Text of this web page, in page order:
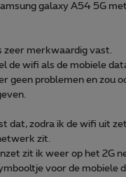
galaxy A54 5G
zeer merkwaardig vast.
de wifi als de mobiele
geen problemen en zou
dat, zodra ik de wifi uit
zit.
zit ik weer op het 2G
voor de mobiele